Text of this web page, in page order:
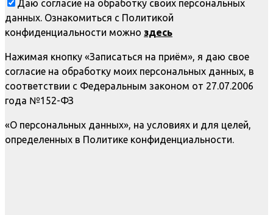
Даю согласие на обработку своих персональных
данных. Ознакомиться с Политикой
конфиденциальности можно здесь
Нажимая кнопку «Записаться на приём», я даю свое
согласие на обработку моих персональных данных, в
соответствии с Федеральным законом от 27.07.2006
года №152-ФЗ
«О персональных данных», на условиях и для целей,
определенных в Политике конфиденциальности.